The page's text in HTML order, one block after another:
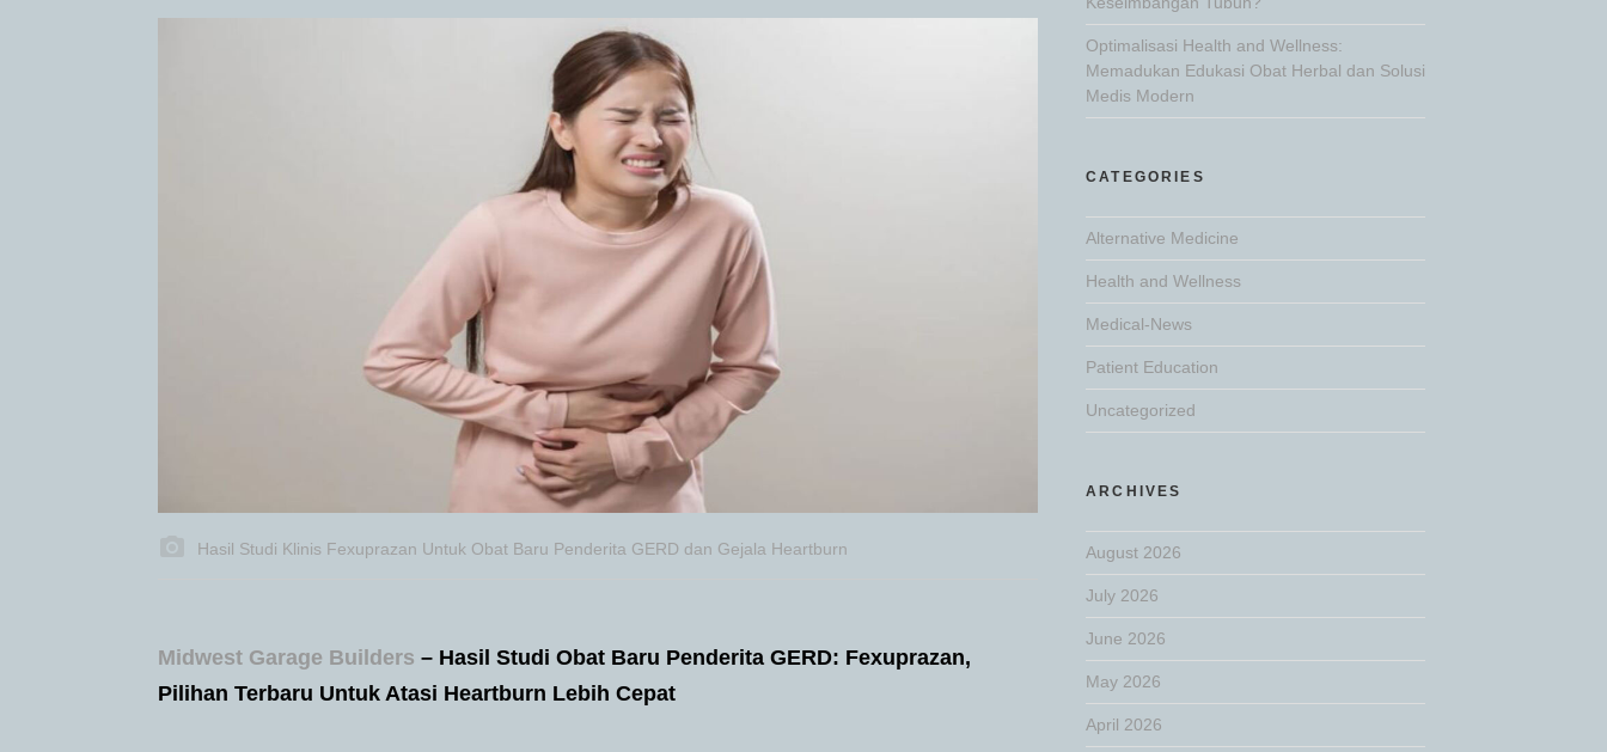
Hasil Studi Klinis Fexuprazan Untuk Obat Baru Penderita GERD dan Gejala Heartburn
Midwest Garage Builders – Hasil Studi Obat Baru Penderita GERD: Fexuprazan,
Pilihan Terbaru Untuk Atasi Heartburn Lebih Cepat
Optimalisasi Health and Wellness:
Memadukan Edukasi Obat Herbal dan Solusi
Medis Modern
CATEGORIES
Alternative Medicine
Health and Wellness
Medical-News
Patient Education
Uncategorized
ARCHIVES
August 2026
July 2026
June 2026
May 2026
April 2026